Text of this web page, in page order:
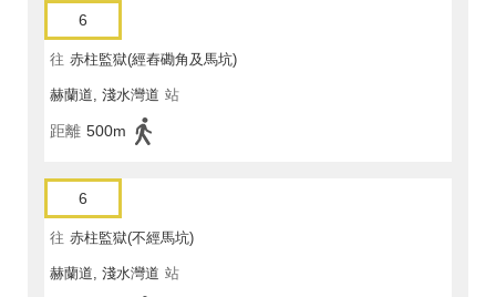
6
往 赤柱監獄(經舂磡角及馬坑)
赫蘭道, 淺水灣道 站
距離 500m
6
往 赤柱監獄(不經馬坑)
赫蘭道, 淺水灣道 站